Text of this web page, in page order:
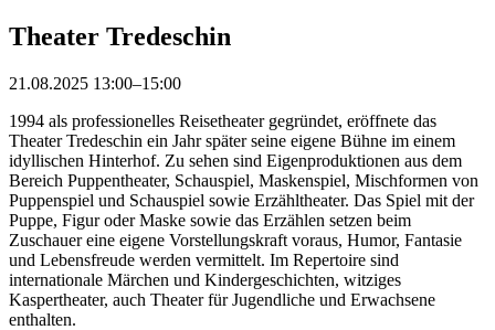
Theater Tredeschin
21.08.2025 13:00–15:00
1994 als professionelles Reisetheater gegründet, eröffnete das
Theater Tredeschin ein Jahr später seine eigene Bühne im einem
idyllischen Hinterhof. Zu sehen sind Eigenproduktionen aus dem
Bereich Puppentheater, Schauspiel, Maskenspiel, Mischformen von
Puppenspiel und Schauspiel sowie Erzähltheater. Das Spiel mit der
Puppe, Figur oder Maske sowie das Erzählen setzen beim
Zuschauer eine eigene Vorstellungskraft voraus, Humor, Fantasie
und Lebensfreude werden vermittelt. Im Repertoire sind
internationale Märchen und Kindergeschichten, witziges
Kaspertheater, auch Theater für Jugendliche und Erwachsene
enthalten.